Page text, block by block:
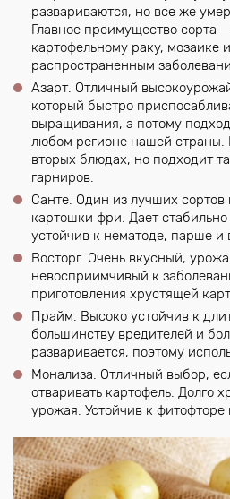
развариваются, но все же
Главное преимущество сорта
картофельному раку, мозаике
распространенным
Азарт. Отличный
который быстро
выращивания, а потому
любом регионе нашей страны.
вторых блюдах, но подходит
гарниров.
Санте. Один из лучших сортов
картошки фри. Дает
устойчив к нематоде, парше и
Восторг. Очень вкусный,
невосприимчивый к
приготовления хрустящей
Прайм. Высоко устойчив к
большинству вредителей и
разваривается, поэтому
Монализа. Отличный выбор,
отваривать картофель. Долго
урожая. Устойчив к фитофторе